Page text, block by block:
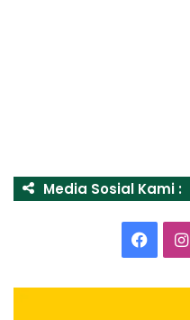
Media Sosial Kami :